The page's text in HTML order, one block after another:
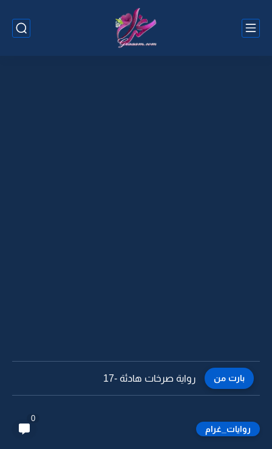
بارت من رواية صرخات هادئة -16
روايات_غرام
0